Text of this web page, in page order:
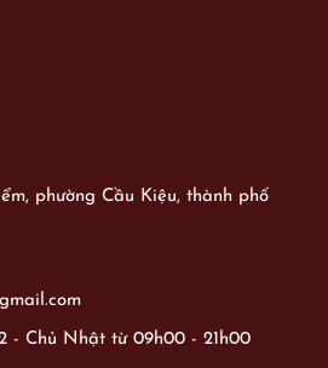
phường Cầu Kiệu, thành phố
- Chủ Nhật từ 09h00 - 21h00